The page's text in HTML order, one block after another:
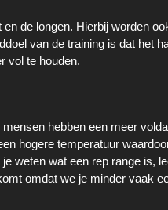
de longen. Hierbij worden
van de training is dat het
vol te houden.
hebben een meer
hogere temperatuur
je weten wat een rep range is,
omdat we je minder vaak